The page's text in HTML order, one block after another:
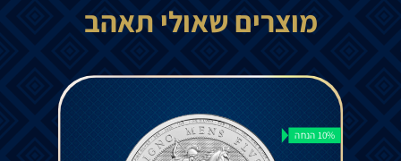
מוצרים שאולי תאהב
10% הנחה